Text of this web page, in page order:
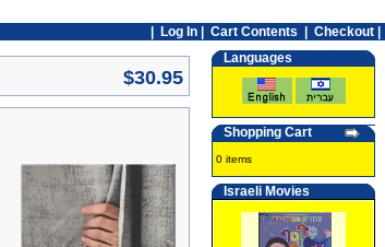
Log In Cart Contents
Checkout |
$30.95
Languages
Shopping Cart
0 items
Israeli Movies